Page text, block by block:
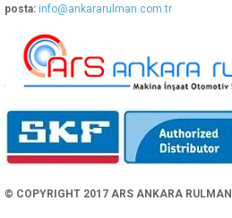
posta: info@ankararulman.com.tr
© COPYRIGHT 2017 ARS ANKARA